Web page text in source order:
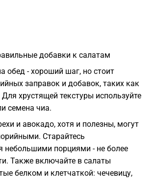
добавки к салатам
обед - хороший шаг, но стоит
заправок и добавок, таких как
хрустящей текстуры используйте
семена чиа.
и авокадо, хотя и полезны, могут
Старайтесь
небольшими порциями - не более
Также включайте в салаты
белком и клетчаткой: чечевицу,